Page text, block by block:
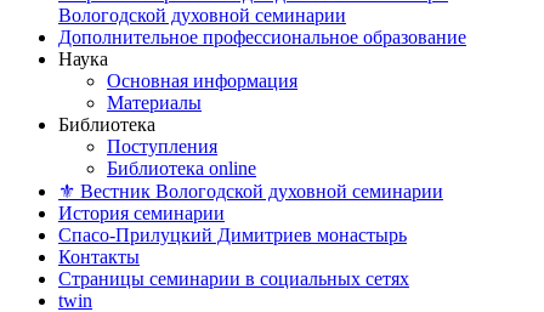
Вологодской духовной семинарии
Дополнительное профессиональное образование
Наука
Основная информация
Материалы
Библиотека
Поступления
Библиотека online
⚜ Вестник Вологодской духовной семинарии
История семинарии
Спасо-Прилуцкий Димитриев монастырь
Контакты
Страницы семинарии в социальных сетях
twin